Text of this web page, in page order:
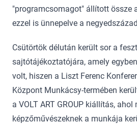
"programcsomagot" állított össze
ezzel is ünnepelve a
Csütörtök délután került sor a
sajtótájékoztatójára, amely
volt, hiszen a Liszt Ferenc
Központ Munkácsy-termében
a VOLT ART GROUP kiállítás,
képzőművészeknek a munkája